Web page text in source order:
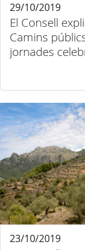
El Consell
Camins
jornades
29/10/2019
23/10/2019